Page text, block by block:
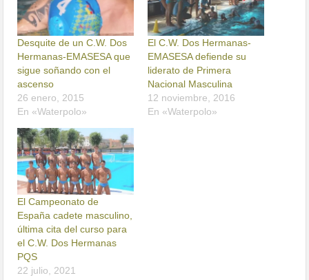
Desquite de un C.W. Dos
Hermanas-EMASESA que
sigue soñando con el
ascenso
26 enero, 2015
En «Waterpolo»
El C.W. Dos Hermanas-
EMASESA defiende su
liderato de Primera
Nacional Masculina
12 noviembre, 2016
En «Waterpolo»
El Campeonato de
España cadete masculino,
última cita del curso para
el C.W. Dos Hermanas
PQS
22 julio, 2021